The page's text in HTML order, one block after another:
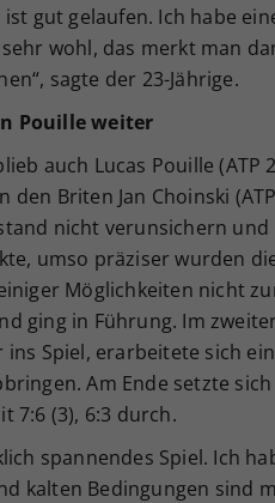
ist gut gelaufen. Ich habe
wohl, das merkt man
sagte der 23-Jährige.
Pouille weiter
auch Lucas Pouille
den Briten Jan Choinski
nicht verunsichern
umso präziser wurden
Möglichkeiten nicht
ging in Führung. Im
ins Spiel, erarbeitete sich
Am Ende setzte
7:6 (3), 6:3 durch.
spannendes Spiel. Ich
kalten Bedingungen sind